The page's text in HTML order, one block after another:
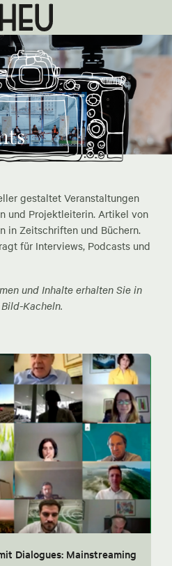
gestaltet Veranstaltungen
und Projektleiterin. Artikel von
in Zeitschriften und Büchern.
für Interviews, Podcasts und
und Inhalte erhalten Sie in
Kacheln.
Dialogues: Mainstreaming